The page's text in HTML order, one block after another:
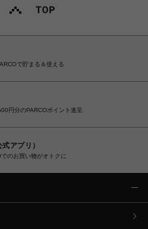
で貯まる＆使える
円分のPARCOポイント進呈
アプリ）
のお買い物がオトクに